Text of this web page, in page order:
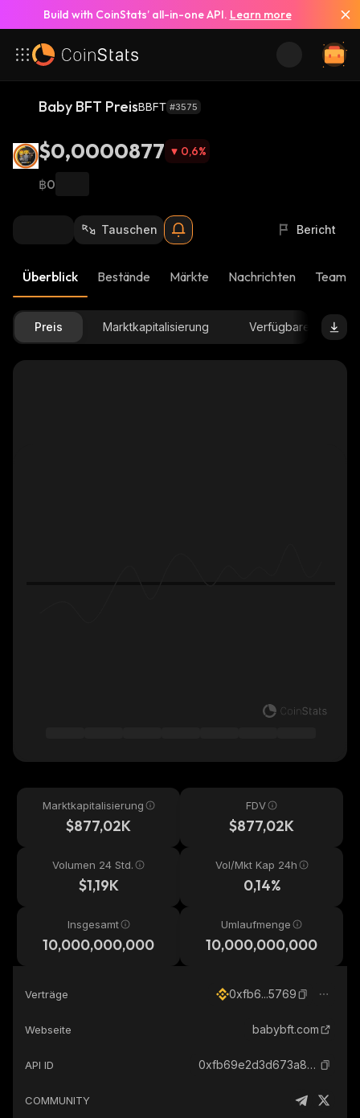
Build with CoinStats’ all-in-one API. Learn more
Baby BFT PreisBBFT #3575
$0,0000877 0,6%
฿0
Tauschen Bericht
Überblick Bestände Märkte Nachrichten Team-
Preis Marktkapitalisierung Verfügbare Menge
Marktkapitalisierung
$877,02K
FDV
$877,02K
Volumen 24 Std.
$1,19K
Vol/Mkt Kap 24h
0,14%
Insgesamt
10,000,000,000
Umlaufmenge
10,000,000,000
Verträge 0xfb6...5769
Webseite babybft.com
API ID 0xfb69e2d3d673a8db9fa74ffc036a8cf641255769_binance_smart
COMMUNITY